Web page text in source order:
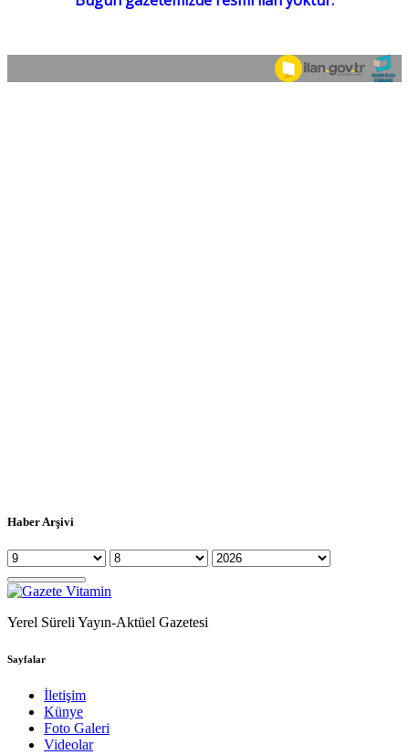
Haber Arşivi
Yerel Süreli Yayın-Aktüel Gazetesi
Sayfalar
İletişim
Künye
Foto Galeri
Videolar